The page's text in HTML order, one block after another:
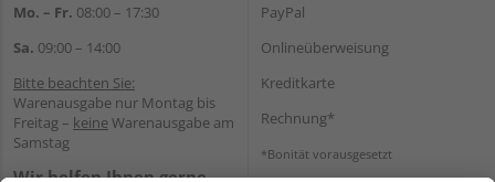
Mo. – Fr. 08:00 – 17:30
Sa. 09:00 – 14:00
Bitte beachten Sie:
Warenausgabe nur Montag bis
Freitag – keineWarenausgabe am
Samstag
Wir helfen Ihnen gerne
PayPal
Onlineüberweisung
Kreditkarte
Rechnung*
*Bonität vorausgesetzt